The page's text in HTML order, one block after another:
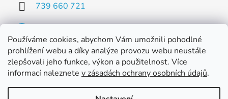
Používáme cookies, abychom Vám umožnili pohodlné
prohlížení webu a díky analýze provozu webu neustále
zlepšovali jeho funkce, výkon a použitelnost. Více
informací naleznete v zásadách ochrany osobních údajů.
739 660 721
Facebook